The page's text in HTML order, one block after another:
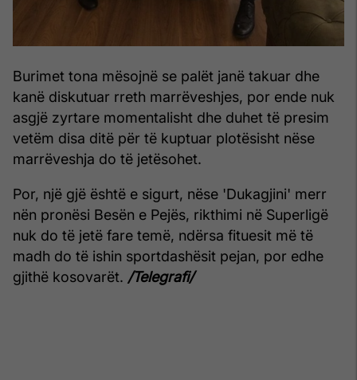
Burimet tona mësojnë se palët janë takuar dhe
kanë diskutuar rreth marrëveshjes, por ende nuk
asgjë zyrtare momentalisht dhe duhet të presim
vetëm disa ditë për të kuptuar plotësisht nëse
marrëveshja do të jetësohet.
Por, një gjë është e sigurt, nëse 'Dukagjini' merr
nën pronësi Besën e Pejës, rikthimi në Superligë
nuk do të jetë fare temë, ndërsa fituesit më të
madh do të ishin sportdashësit pejan, por edhe
gjithë kosovarët. /Telegrafi/